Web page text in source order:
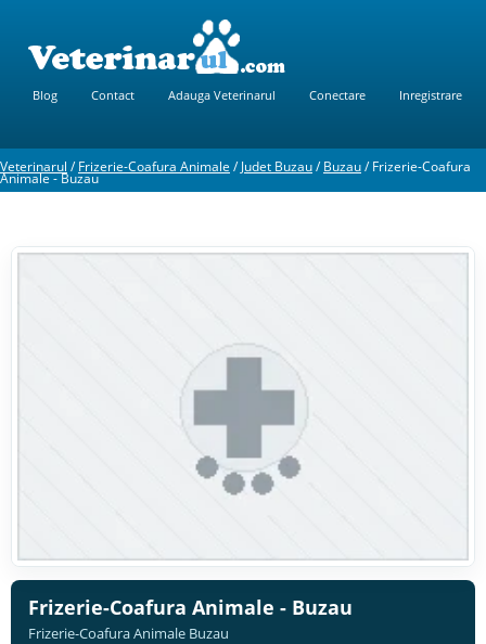
Blog Contact Adauga Veterinarul Conectare Inregistrare
Veterinarul /Frizerie-Coafura Animale /Judet Buzau/Buzau/Frizerie-Coafura
Animale - Buzau
Frizerie-Coafura Animale - Buzau
Frizerie-Coafura Animale Buzau